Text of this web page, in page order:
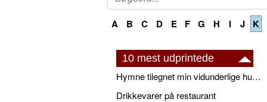
A B C D E F G H I J K
10 mest udprintede
Hymne tilegnet min vidunderlige husbond
Drikkevarer på restaurant